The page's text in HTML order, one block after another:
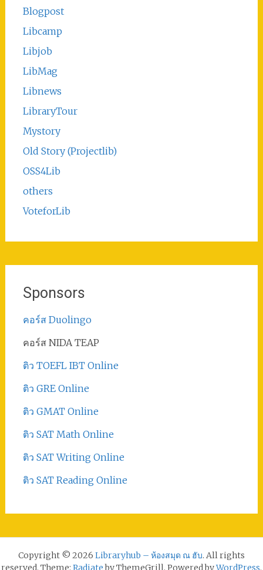
Blogpost
Libcamp
Libjob
LibMag
Libnews
LibraryTour
Mystory
Old Story (Projectlib)
OSS4Lib
others
VoteforLib
Sponsors
คอร์ส Duolingo
คอร์ส NIDA TEAP
ติว TOEFL IBT Online
ติว GRE Online
ติว GMAT Online
ติว SAT Math Online
ติว SAT Writing Online
ติว SAT Reading Online
Copyright © 2026 Libraryhub – ห้องสมุด ณ ฮับ. All rights
reserved. Theme: Radiateby ThemeGrill. Powered byWordPress.